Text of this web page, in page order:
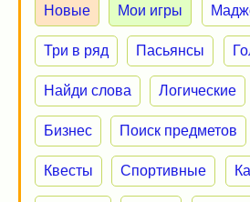
Новые Мои игры
Три в ряд Пасьянсы
Найди слова Логические
Бизнес Поиск предметов
Квесты Спортивные